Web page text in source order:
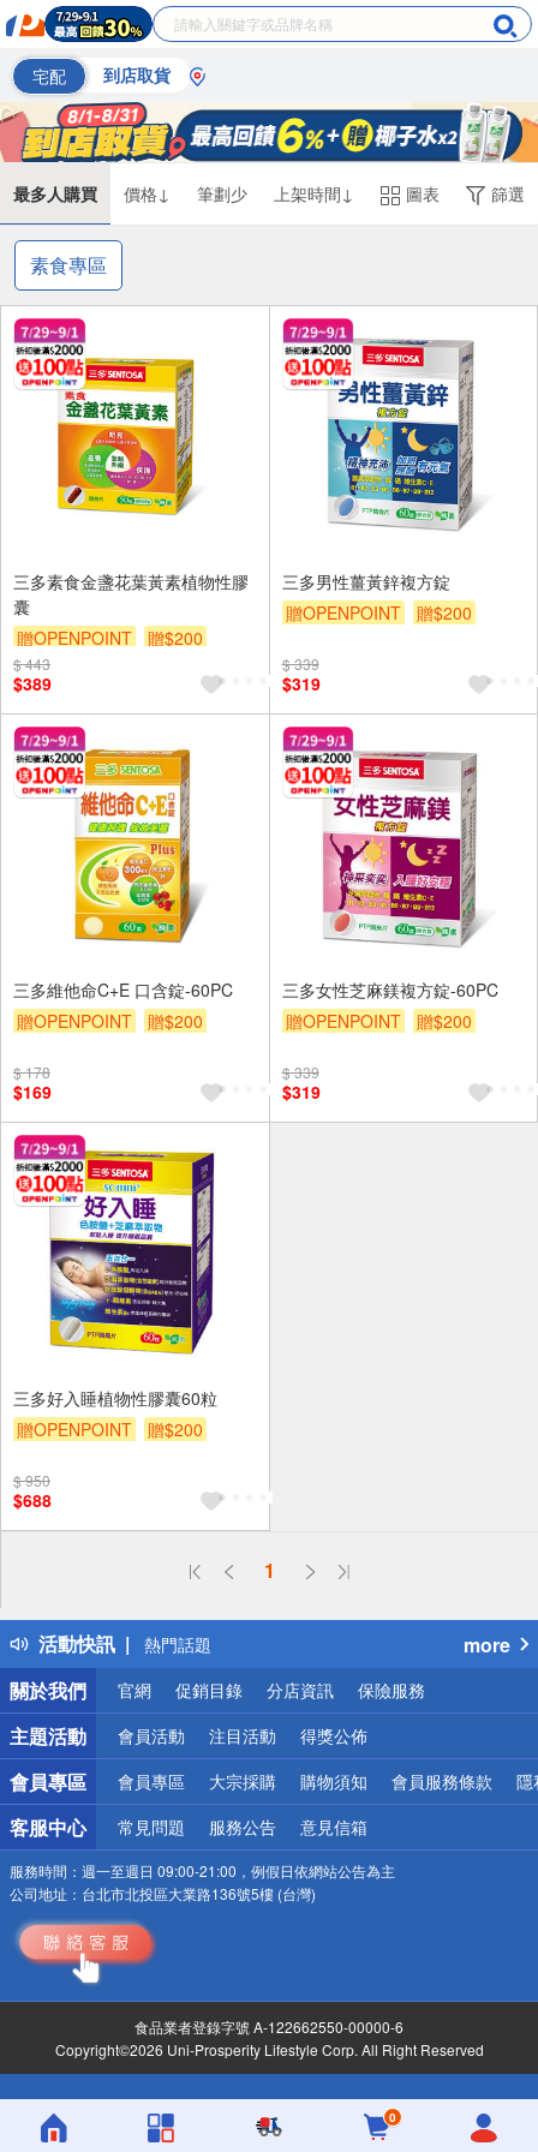
宅配 到店取貨
最多人購買 價格↓ 筆劃少 上架時間↓ 圖表 篩選
素食專區
三多素食金盞花葉黃素植物性膠
囊
贈OPENPOINT
贈$200
$ 443
$389
三多男性薑黃鋅複方錠
贈OPENPOINT
贈$200
$ 339
$319
三多維他命C+E 口含錠-60PC
贈OPENPOINT
贈$200
$ 178
$169
三多女性芝麻鎂複方錠-60PC
贈OPENPOINT
贈$200
$ 339
$319
三多好入睡植物性膠囊60粒
贈OPENPOINT
贈$200
$ 950
$688
1
活動快訊
偏遠地區配送
得獎公告
熱門話題
銀行優惠
偏遠地區配送
詐騙網頁！請小心！
more
關於我們
官網 促銷目錄 分店資訊 保險服務
主題活動 會員活動 注目活動 得獎公佈
會員專區 會員專區 大宗採購 購物須知 會員服務條款 隱
客服中心 常見問題 服務公告 意見信箱
服務時間： 週一至週日 09:00-21:00，例假日依網站公告為主
公司地址： 台北市北投區大業路136號5樓 (台灣)
食品業者登錄字號 A-122662550-00000-6
Copyright©2026 Uni-Prosperity Lifestyle Corp. All Right Reserved
0